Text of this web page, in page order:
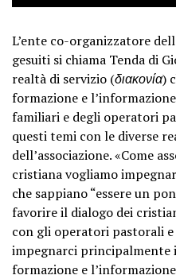
L’ente co-organizzatore
gesuiti si chiama Tenda di
realtà di servizio (διακονία)
formazione e
familiari e degli operatori
questi temi con le diverse
dell’associazione. «Come
cristiana vogliamo
che sappiano “essere un
favorire il dialogo dei
con gli operatori pastorali e
impegnarci principalmente
formazione e